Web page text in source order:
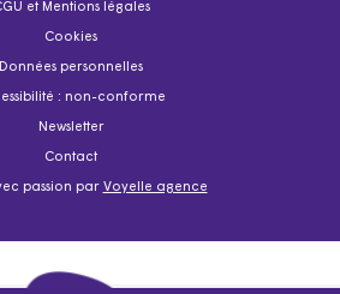
et Mentions légales
Cookies
Données personnelles
: non-conforme
Newsletter
Contact
passion par Voyelle agence